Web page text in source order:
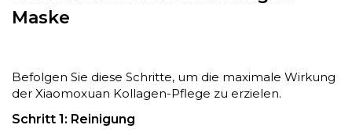
Maske
Befolgen Sie diese Schritte, um die maximale Wirkung
der Xiaomoxuan Kollagen-Pflege zu erzielen.
Schritt 1: Reinigung